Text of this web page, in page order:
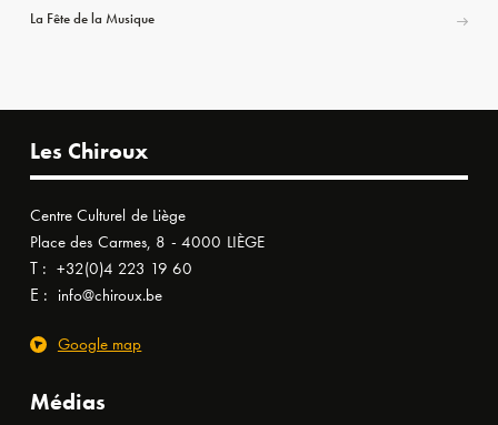
La Fête de la Musique
Les Chiroux
Centre Culturel de Liège
Place des Carmes, 8 - 4000 LIÈGE
T : +32(0)4 223 19 60
E : info@chiroux.be
Google map
Médias